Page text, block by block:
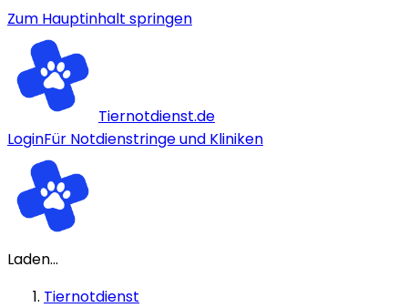
Zum Hauptinhalt springen
Tiernotdienst.de
LoginFür Notdienstringe und Kliniken
Laden...
Tiernotdienst